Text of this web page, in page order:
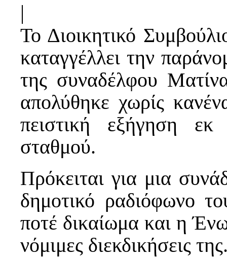
|
Το Διοικητικό
καταγγέλλει την
της συναδέλφου
απολύθηκε χωρίς
πειστική εξήγηση
σταθμού.
Πρόκειται για μια
δημοτικό ραδιόφωνο
ποτέ δικαίωμα και η
νόμιμες διεκδικήσεις